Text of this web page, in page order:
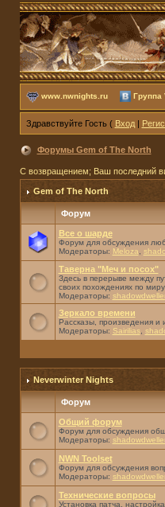
www.nwnights.ru Группа
Здравствуйте Гость ( Вход|
Форумы Gem of The North
С возвращением; Ваш последний
Gem of The North
Форум
Все о шарде
Форум для обсуждения
Модераторы: Meloza
Таверна "Меч и посох"
Здесь в перерыве между
своих похождениях по миру
Модераторы: shadowdweller
Зеркало времени
Рассказы, произведения
Модераторы: Sairilias,
Neverwinter Nights
Форум
Общий форум
Форум для обсуждения
Модераторы: shadowdweller
NWN Toolset
Форум для обсуждения
Модераторы: shadowdweller
Технические вопросы
Установка патча,